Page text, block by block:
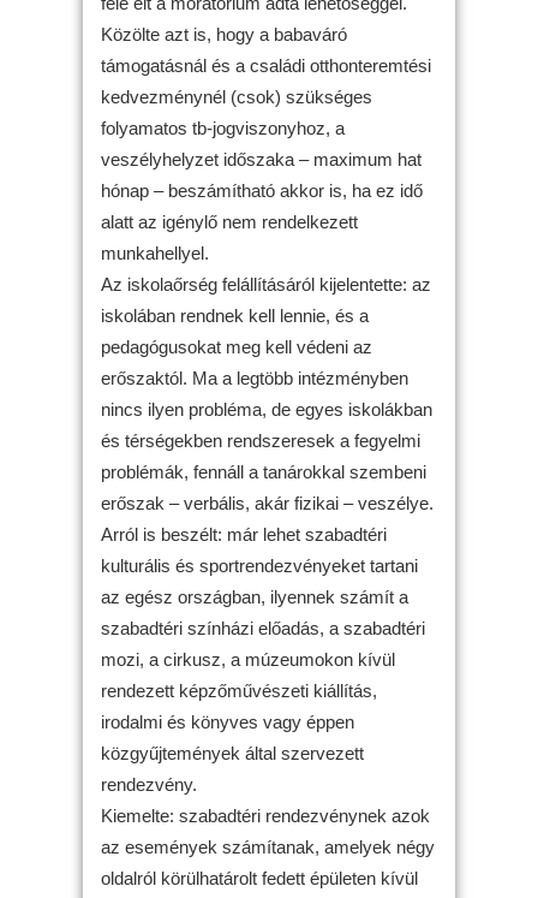
Közölte azt is, hogy a babaváró
támogatásnál és a családi otthonteremtési
kedvezménynél (csok) szükséges
folyamatos tb-jogviszonyhoz, a
veszélyhelyzet időszaka – maximum hat
hónap – beszámítható akkor is, ha ez idő
alatt az igénylő nem rendelkezett
munkahellyel.
Az iskolaőrség felállításáról kijelentette: az
iskolában rendnek kell lennie, és a
pedagógusokat meg kell védeni az
erőszaktól. Ma a legtöbb intézményben
nincs ilyen probléma, de egyes iskolákban
és térségekben rendszeresek a fegyelmi
problémák, fennáll a tanárokkal szembeni
erőszak – verbális, akár fizikai – veszélye.
Arról is beszélt: már lehet szabadtéri
kulturális és sportrendezvényeket tartani
az egész országban, ilyennek számít a
szabadtéri színházi előadás, a szabadtéri
mozi, a cirkusz, a múzeumokon kívül
rendezett képzőművészeti kiállítás,
irodalmi és könyves vagy éppen
közgyűjtemények által szervezett
rendezvény.
Kiemelte: szabadtéri rendezvénynek azok
az események számítanak, amelyek négy
oldalról körülhatárolt fedett épületen kívül